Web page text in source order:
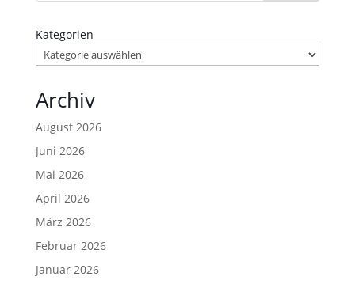
Kategorien
Archiv
August 2026
Juni 2026
Mai 2026
April 2026
März 2026
Februar 2026
Januar 2026